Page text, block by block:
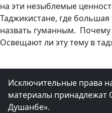
на эти незыблемые
Таджикистане, где
назвать гуманным. Почему
Освещают ли эту тему в
Исключительные права
материалы
Душанбе».